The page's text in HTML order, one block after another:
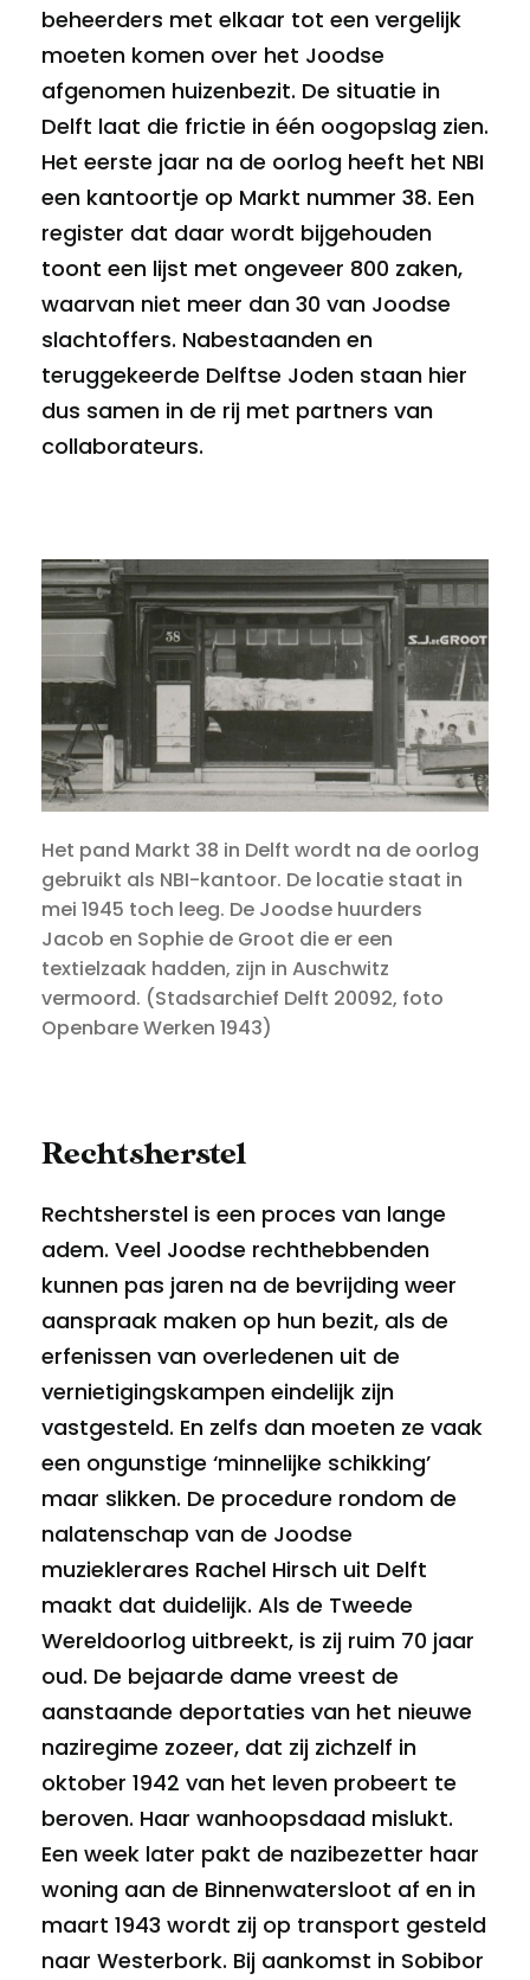
beheerders met elkaar tot een vergelijk
moeten komen over het Joodse
afgenomen huizenbezit. De situatie in
Delft laat die frictie in één oogopslag zien.
Het eerste jaar na de oorlog heeft het NBI
een kantoortje op Markt nummer 38. Een
register dat daar wordt bijgehouden
toont een lijst met ongeveer 800 zaken,
waarvan niet meer dan 30 van Joodse
slachtoffers. Nabestaanden en
teruggekeerde Delftse Joden staan hier
dus samen in de rij met partners van
collaborateurs.
Het pand Markt 38 in Delft wordt na de oorlog
gebruikt als NBI-kantoor. De locatie staat in
mei 1945 toch leeg. De Joodse huurders
Jacob en Sophie de Groot die er een
textielzaak hadden, zijn in Auschwitz
vermoord. (Stadsarchief Delft 20092, foto
Openbare Werken 1943)
Rechtsherstel
Rechtsherstel is een proces van lange
adem. Veel Joodse rechthebbenden
kunnen pas jaren na de bevrijding weer
aanspraak maken op hun bezit, als de
erfenissen van overledenen uit de
vernietigingskampen eindelijk zijn
vastgesteld. En zelfs dan moeten ze vaak
een ongunstige ‘minnelijke schikking’
maar slikken. De procedure rondom de
nalatenschap van de Joodse
muzieklerares Rachel Hirsch uit Delft
maakt dat duidelijk. Als de Tweede
Wereldoorlog uitbreekt, is zij ruim 70 jaar
oud. De bejaarde dame vreest de
aanstaande deportaties van het nieuwe
naziregime zozeer, dat zij zichzelf in
oktober 1942 van het leven probeert te
beroven. Haar wanhoopsdaad mislukt.
Een week later pakt de nazibezetter haar
woning aan de Binnenwatersloot af en in
maart 1943 wordt zij op transport gesteld
naar Westerbork. Bij aankomst in Sobibor